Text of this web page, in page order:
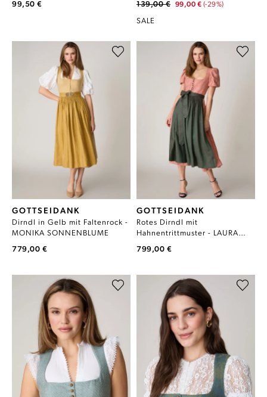
99,50 € 139,00 € 99,00 € (-29%)
SALE
GOTTSEIDANK
Dirndl in Gelb mit Faltenrock -
MONIKA SONNENBLUME
779,00 €
GOTTSEIDANK
Rotes Dirndl mit
Hahnentrittmuster - LAURA
799,00 €